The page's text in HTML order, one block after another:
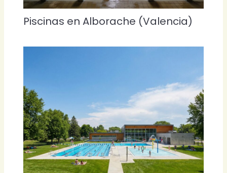
Piscinas en Alborache (Valencia)